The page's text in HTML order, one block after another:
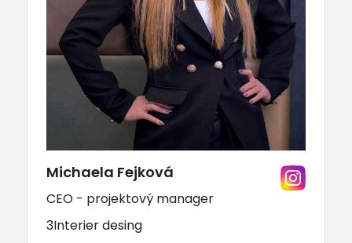
Michaela Fejková
CEO - projektový manager
3Interier desing